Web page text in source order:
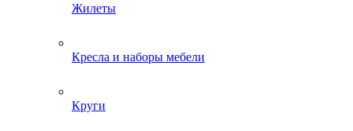
Жилеты
Кресла и наборы мебели
Круги